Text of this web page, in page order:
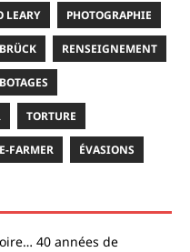
LEARY PHOTOGRAPHIE
RENSEIGNEMENT
TORTURE
FARMER ÉVASIONS
40 années de